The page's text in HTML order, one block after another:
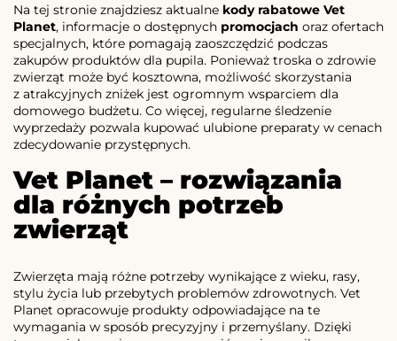
Na tej stronie znajdziesz aktualne kody rabatowe Vet
Planet, informacje o dostępnych promocjach oraz ofertach
specjalnych, które pomagają zaoszczędzić podczas
zakupów produktów dla pupila. Ponieważ troska o zdrowie
zwierząt może być kosztowna, możliwość skorzystania
z atrakcyjnych zniżek jest ogromnym wsparciem dla
domowego budżetu. Co więcej, regularne śledzenie
wyprzedaży pozwala kupować ulubione preparaty w cenach
zdecydowanie przystępnych.
Vet Planet – rozwiązania
dla różnych potrzeb
zwierząt
Zwierzęta mają różne potrzeby wynikające z wieku, rasy,
stylu życia lub przebytych problemów zdrowotnych. Vet
Planet opracowuje produkty odpowiadające na te
wymagania w sposób precyzyjny i przemyślany. Dzięki